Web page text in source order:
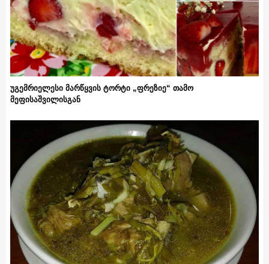
უგემრიელესი მარწყვის ტორტი „ფრეზიე“ თამო
მეფისაშვილისგან